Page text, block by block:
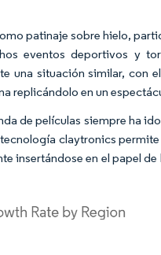
patinaje sobre hielo,
eventos deportivos y
una situación similar, con
replicándolo en un
de películas siempre ha
claytronics
insertándose en el papel